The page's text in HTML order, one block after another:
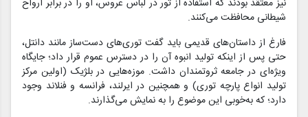
شیطانی محافظت می‌کنند.
فارغ از داستان‌های قدیمی باید گفت توری‌های دست‌ساز مانند دانتل،
حتی پس از اینکه تولید انبوه آن را در دسترس عموم قرار داد؛ جایگاه
ویژه‌ای در جامعه ثروتمندان داشت. موزه‌هایی در بلژیک (اولین مرکز
تولید انواع پارچه توری) و همچنین در ایرلند، فرانسه و فنلاند وجود
دارد؛ که به‌خوبی این موضوع را به نمایش می‌گذارند.